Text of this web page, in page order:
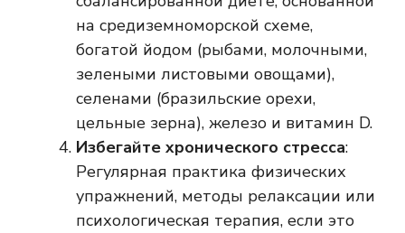
на средиземноморской схеме,
богатой йодом (рыбами, молочными,
зелеными листовыми овощами),
селенами (бразильские орехи,
цельные зерна), железо и витамин D.
Избегайте хронического стресса:
Регулярная практика физических
упражнений, методы релаксации или
психологическая терапия, если это